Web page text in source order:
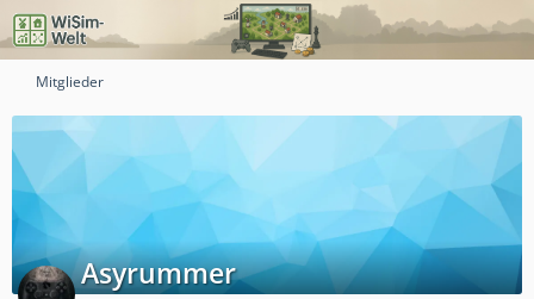
Mitglieder
Asyrummer